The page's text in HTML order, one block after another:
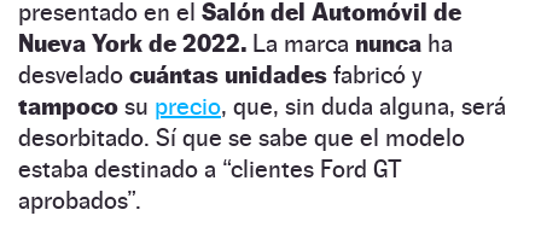
presentado en el Salón del Automóvil de
Nueva York de 2022. La marca nunca ha
desvelado cuántas unidades fabricó y
tampoco su precio, que, sin duda alguna, será
desorbitado. Sí que se sabe que el modelo
estaba destinado a “clientes Ford GT
aprobados”.